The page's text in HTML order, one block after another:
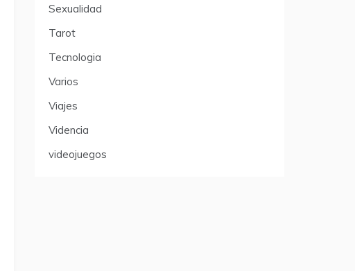
Sexualidad
Tarot
Tecnologia
Varios
Viajes
Videncia
videojuegos